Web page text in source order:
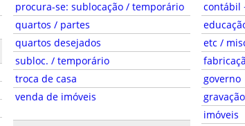
procura-se: sublocação / temporário
quartos / partes
quartos desejados
subloc. / temporário
troca de casa
venda de imóveis
contábil
etc /
governo
imóveis